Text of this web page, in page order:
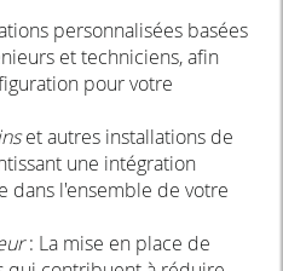
personnalisées basées
et techniciens, afin
pour votre
et autres installations de
une intégration
dans l'ensemble de votre
: La mise en place de